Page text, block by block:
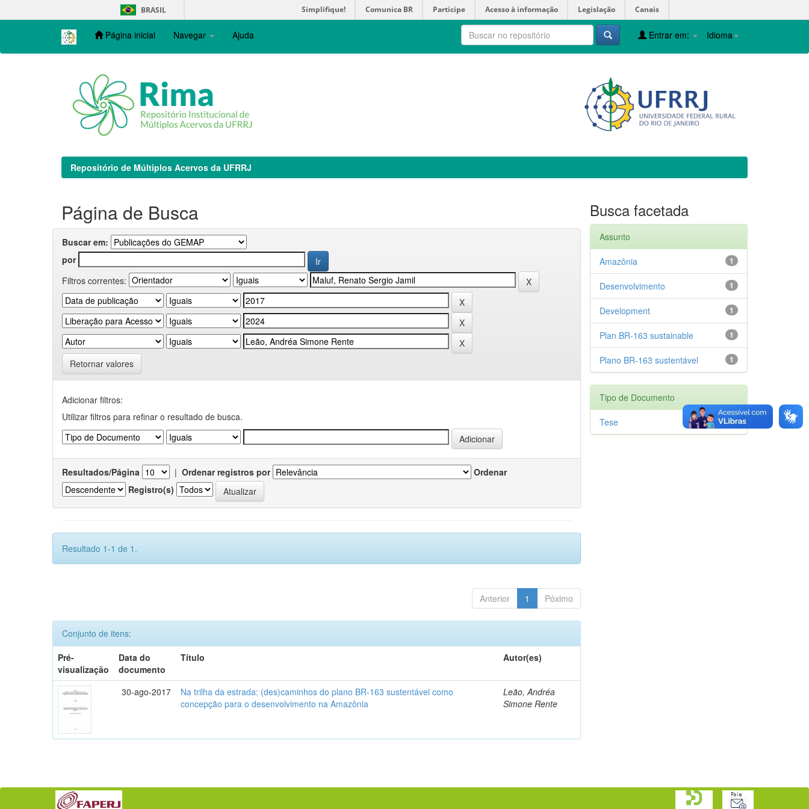
navigation
BRASIL Simplifique! Comunica BR Participe Acesso à informação Legislação Canais
Página inicial Navegar Ajuda Idioma
Entrar em:
Repositório de Múltiplos Acervos da UFRRJ
Página de Busca
Buscar em:
por
Filtros correntes:
Retornar valores
Adicionar filtros:
Utilizar filtros para refinar o resultado de busca.
Resultados/Página | Ordenar registros por
Ordenar
Registro(s)
Resultado 1-1 de 1.
Anterior 1 Póximo
Conjunto de itens:
Pré-
visualização
Data do
documento
Título Autor(es)
30-ago-2017
Na trilha da estrada: (des)caminhos do plano BR-163 sustentável como
concepção para o desenvolvimento na Amazônia
Leão, Andréa
Simone Rente
Busca facetada
Assunto
1
Amazônia
1
Desenvolvimento
1
Development
1
Plan BR-163 sustainable
1
Plano BR-163 sustentável
Tipo de Documento
1
Tese